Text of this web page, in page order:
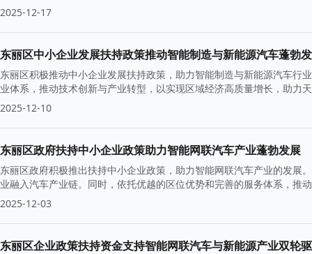
2025-12-17
东丽区中小企业发展扶持政策推动智能制造与新能源汽车蓬勃
东丽区积极推动中小企业发展扶持政策，助力智能制造与新能源汽车行
业体系，推动技术创新与产业转型，以实现区域经济高质量增长，助力
2025-12-10
东丽区政府扶持中小企业政策助力智能网联汽车产业蓬勃发展
东丽区政府积极推出扶持中小企业政策，助力智能网联汽车产业的发展
业融入汽车产业链。同时，依托优越的区位优势和完善的服务体系，推
力的保障。
2025-12-03
东丽区企业政策扶持资金支持智能网联汽车与新能源产业双轮